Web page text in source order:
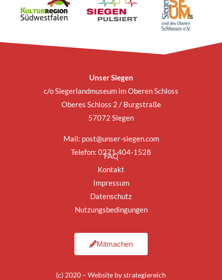
Unser Siegen
c/o Siegerlandmuseum im Oberen Schloss
Oberes Schloss 2 / Burgstraße
57072 Siegen
Mail: post@unser-siegen.com
Telefon: 0271 404-1528
FAQ
Kontakt
Impressum
Datenschutz
Nutzungsbedingungen
(c) 2020 – Website bystrategiereich
Mitmachen